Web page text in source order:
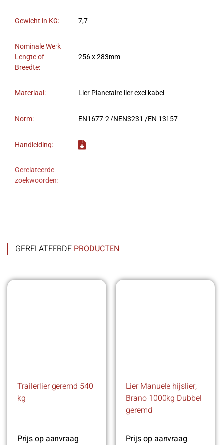
Gewicht in KG: 7,7
Nominale Werk
Lengte of
Breedte:
256 x 283mm
Materiaal: Lier Planetaire lier excl kabel
Norm: EN1677-2 /NEN3231 /EN 13157
Handleiding:
Gerelateerde
zoekwoorden:
GERELATEERDE PRODUCTEN
Trailerlier geremd 540
kg
Prijs op aanvraag
Lier Manuele hijslier,
Brano 1000kg Dubbel
geremd
Prijs op aanvraag